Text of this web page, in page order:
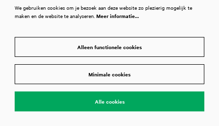
Kassa
T020 788 2000
openingstijden
Bezoekadres
1019 BR Amsterdam
We gebruiken cookies om je bezoek aan deze website zo plezierig mogelijk te
maken en de website te analyseren. Meer informatie…
Alleen functionele cookies
Minimale cookies
Alle cookies